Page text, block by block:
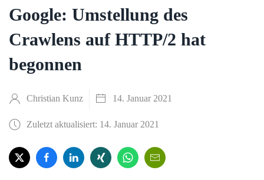
Google: Umstellung des
Crawlens auf HTTP/2 hat
begonnen
Christian Kunz 14. Januar 2021
Zuletzt aktualisiert: 14. Januar 2021